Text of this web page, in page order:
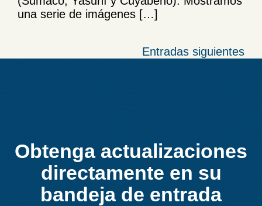
una serie de imágenes […]
Navegación
Entradas siguientes
Obtenga actualizaciones
directamente en su
bandeja de entrada